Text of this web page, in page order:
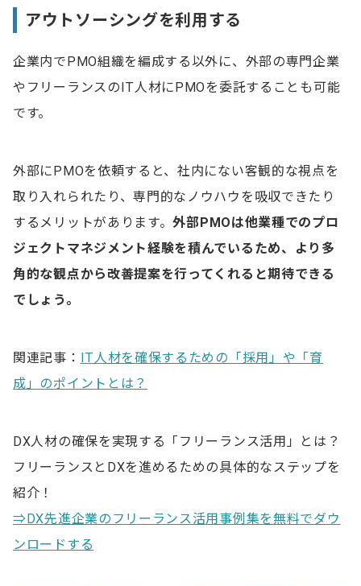
アウトソーシングを利用する
企業内でPMO組織を編成する以外に、外部の専門企業
やフリーランスのIT人材にPMOを委託することも可能
です。
外部にPMOを依頼すると、社内にない客観的な視点を
取り入れられたり、専門的なノウハウを吸収できたり
するメリットがあります。外部PMOは他業種でのプロ
ジェクトマネジメント経験を積んでいるため、より多
角的な観点から改善提案を行ってくれると期待できる
でしょう。
関連記事： IT人材を確保するための「採用」や「育
成」のポイントとは？
DX人材の確保を実現する「フリーランス活用」とは？
フリーランスとDXを進めるための具体的なステップを
紹介！
⇒DX先進企業のフリーランス活用事例集を無料でダウ
ンロードする